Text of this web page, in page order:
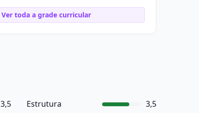
Ver toda a grade curricular
3,5 Estrutura
3,5